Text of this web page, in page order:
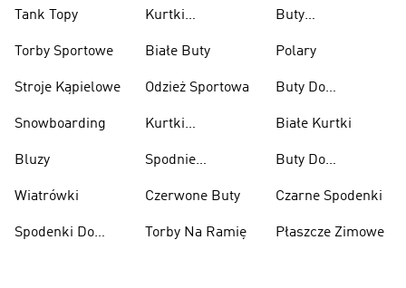
Tank Topy
Torby Sportowe
Stroje Kąpielowe
Snowboarding
Bluzy
Wiatrówki
Spodenki Do
Kurtki
Białe Buty
Odzież Sportowa
Kurtki
Spodnie
Czerwone Buty
Torby Na Ramię
Buty
Polary
Buty Do
Ciężarów
Białe Kurtki
Buty Do
Czarne Spodenki
Płaszcze Zimowe